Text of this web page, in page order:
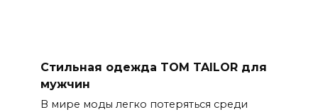
Стильная одежда TOM TAILOR для
мужчин
В мире моды легко потеряться среди